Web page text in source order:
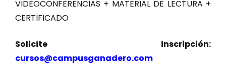
VIDEOCONFERENCIAS + MATERIAL DE LECTURA +
CERTIFICADO
Solicite inscripción:
cursos@campusganadero.com